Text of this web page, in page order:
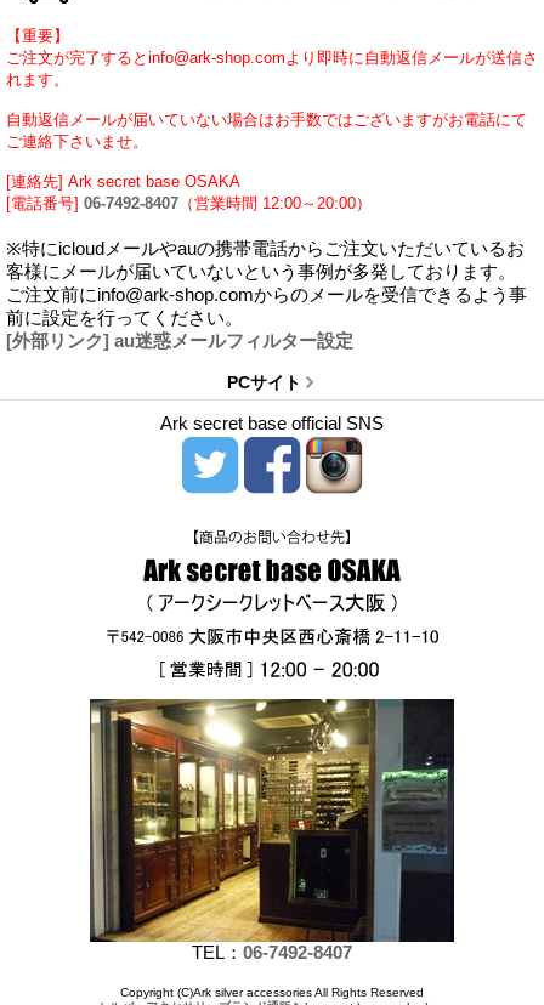
【重要】
ご注文が完了するとinfo@ark-shop.comより即時に自動返信メールが送信さ
れます。
自動返信メールが届いていない場合はお手数ではございますがお電話にて
ご連絡下さいませ。
[連絡先] Ark secret base OSAKA
[電話番号] 06-7492-8407 （営業時間 12:00～20:00）
※特にicloudメールやauの携帯電話からご注文いただいているお
客様にメールが届いていないという事例が多発しております。
ご注文前にinfo@ark-shop.comからのメールを受信できるよう事
前に設定を行ってください。
[外部リンク] au迷惑メールフィルター設定
PCサイト
Ark secret base official SNS
TEL： 06-7492-8407
Copyright (C)Ark silver accessories All Rights Reserved